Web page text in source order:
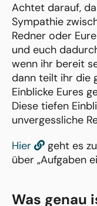
Achtet darauf,
Sympathie
Redner oder
und euch
wenn ihr bereit
dann teilt ihr die
Einblicke Eures
Diese tiefen
unvergessliche
Hier
geht es
über „Aufgaben
Was genau